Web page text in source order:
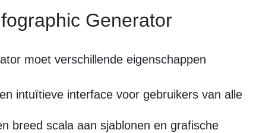
Generator
moet verschillende eigenschappen
intuïtieve interface voor gebruikers van alle
breed scala aan sjablonen en grafische